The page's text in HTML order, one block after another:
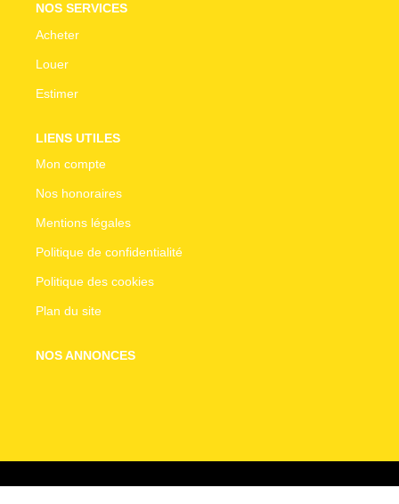
NOS SERVICES
Acheter
Louer
Estimer
LIENS UTILES
Mon compte
Nos honoraires
Mentions légales
Politique de confidentialité
Politique des cookies
Plan du site
NOS ANNONCES